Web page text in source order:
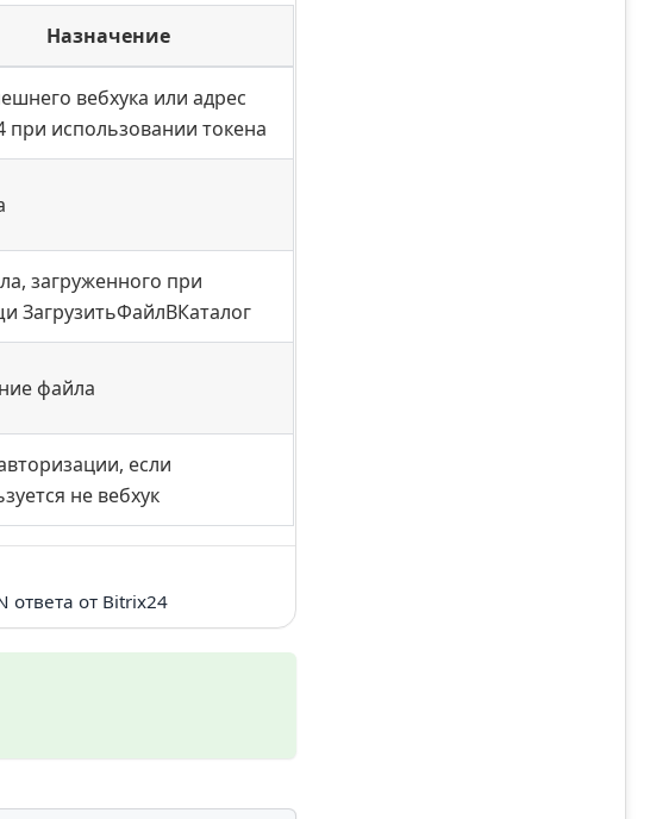
Назначение
вебхука или адрес
при использовании токена
загруженного при
ЗагрузитьФайлВКаталог
файла
если
не вебхук
ответа от Bitrix24